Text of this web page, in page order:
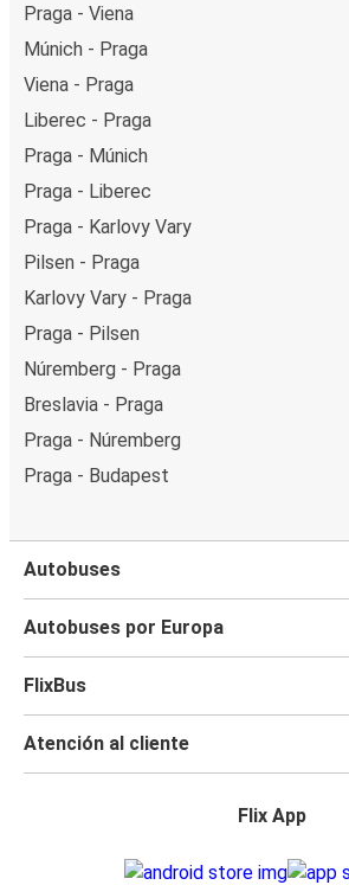
Praga - Viena
Múnich - Praga
Viena - Praga
Liberec - Praga
Praga - Múnich
Praga - Liberec
Praga - Karlovy Vary
Pilsen - Praga
Karlovy Vary - Praga
Praga - Pilsen
Núremberg - Praga
Breslavia - Praga
Praga - Núremberg
Praga - Budapest
Autobuses
Autobuses por Europa
FlixBus
Atención al cliente
Flix App